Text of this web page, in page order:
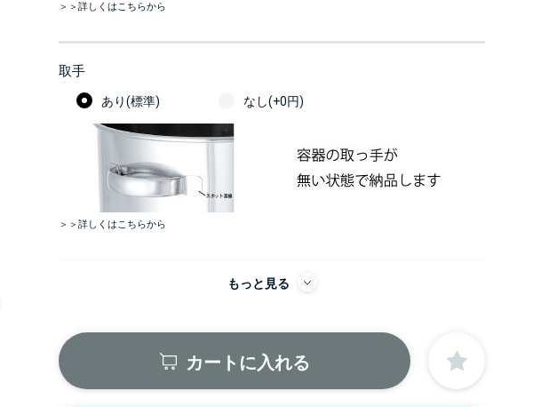
＞＞詳しくはこちらから
取手
あり(標準) なし(+0円)
＞＞詳しくはこちらから
正面側の上部にノズルをつける
1/4’(+22440円)
3/8’(+22440円)
1/2’(+22440円)
ソケット
ソケット
1/2’(+22440円)
もっと見る
カートに入れる